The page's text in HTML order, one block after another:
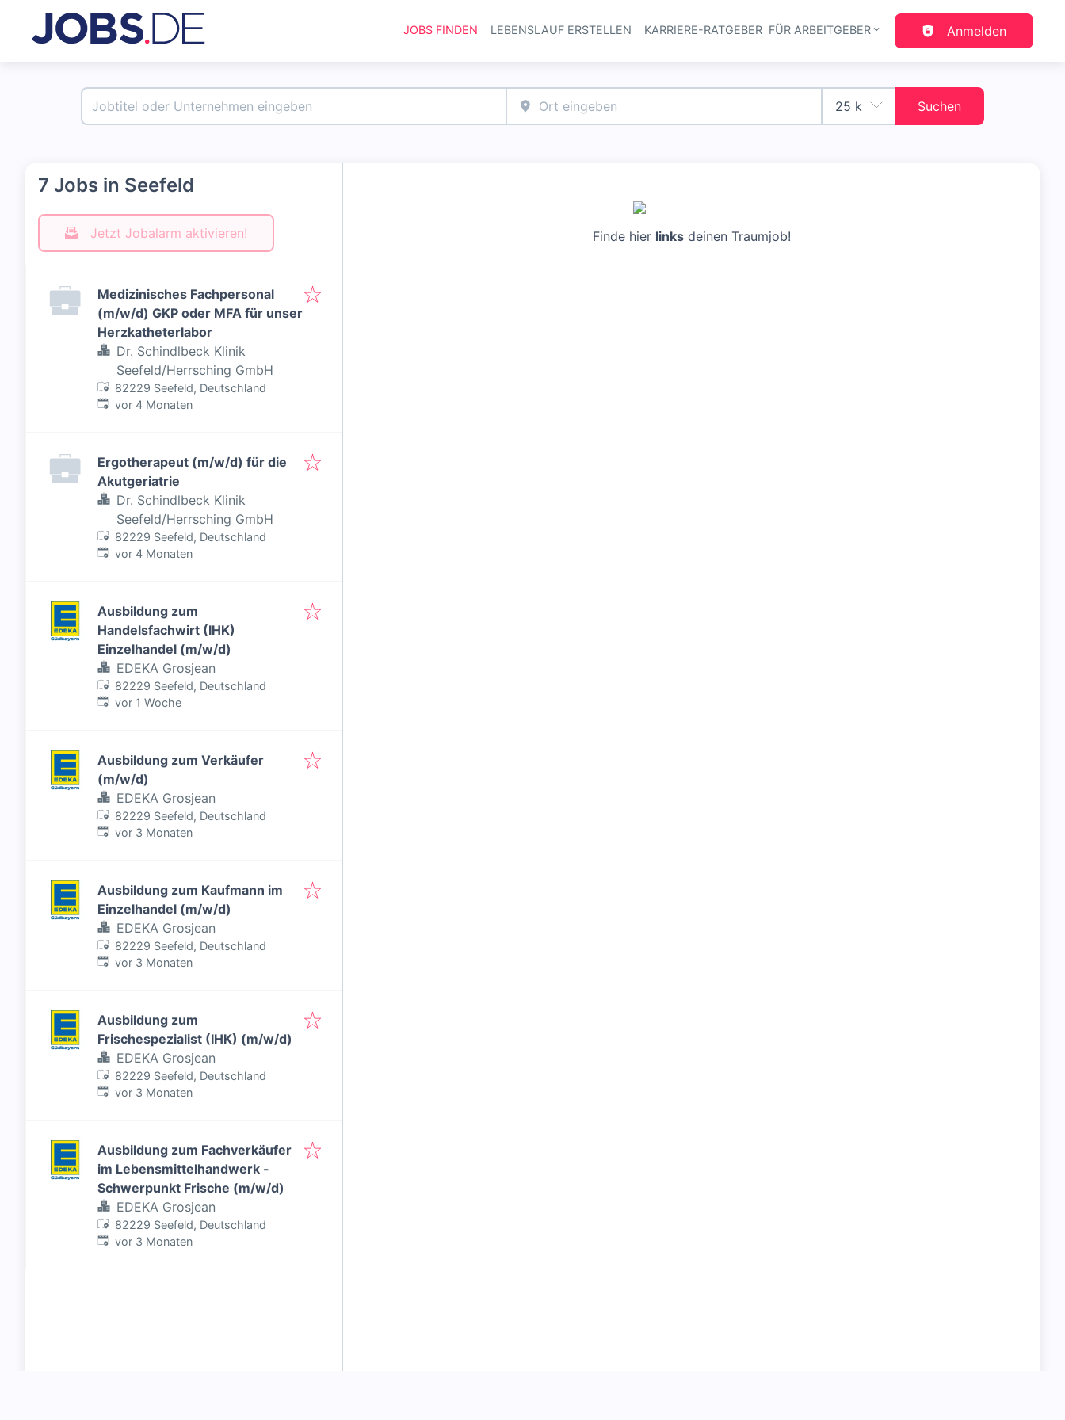
Haupt-Navigation
JOBS FINDEN LEBENSLAUF ERSTELLEN KARRIERE-RATGEBER FÜR ARBEITGEBER Anmelden
Suchen
7 Jobs in Seefeld
Jetzt Jobalarm aktivieren!
Medizinisches Fachpersonal
(m/w/d) GKP oder MFA für unser
Herzkatheterlabor
Dr. Schindlbeck Klinik
Seefeld/Herrsching GmbH
82229 Seefeld, Deutschland
Veröffentlicht:
vor 4 Monaten
Ergotherapeut (m/w/d) für die
Akutgeriatrie
Dr. Schindlbeck Klinik
Seefeld/Herrsching GmbH
82229 Seefeld, Deutschland
Veröffentlicht:
vor 4 Monaten
Ausbildung zum
Handelsfachwirt (IHK)
Einzelhandel (m/w/d)
EDEKA Grosjean
82229 Seefeld, Deutschland
Veröffentlicht:
vor 1 Woche
Ausbildung zum Verkäufer
(m/w/d)
EDEKA Grosjean
82229 Seefeld, Deutschland
Veröffentlicht:
vor 3 Monaten
Ausbildung zum Kaufmann im
Einzelhandel (m/w/d)
EDEKA Grosjean
82229 Seefeld, Deutschland
Veröffentlicht:
vor 3 Monaten
Ausbildung zum
Frischespezialist (IHK) (m/w/d)
EDEKA Grosjean
82229 Seefeld, Deutschland
Veröffentlicht:
vor 3 Monaten
Ausbildung zum Fachverkäufer
im Lebensmittelhandwerk -
Schwerpunkt Frische (m/w/d)
EDEKA Grosjean
82229 Seefeld, Deutschland
Veröffentlicht:
vor 3 Monaten
Finde hier linksdeinen Traumjob!